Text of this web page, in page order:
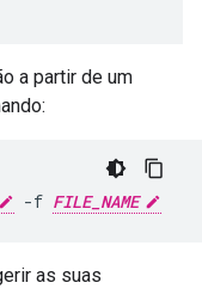
a partir de um
-f FILE_NAME
as suas